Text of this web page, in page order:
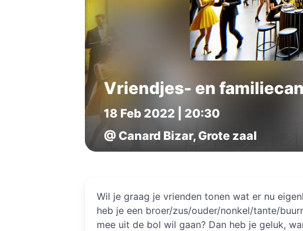
Vriendjes- en
18 Feb 2022 | 20:30
@ Canard Bizar, Grote zaal
Wil je graag je vrienden tonen wat er nu
heb je een broer/zus/ouder/nonkel/tante/
mee uit de bol wil gaan? Dan heb je geluk,